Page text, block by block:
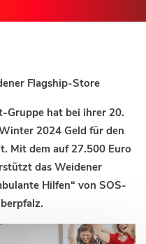
Flagship-Store
Gruppe hat bei ihrer 20.
2024 Geld für den
Mit dem auf 27.500 Euro
das Weidener
Hilfen“ von SOS-